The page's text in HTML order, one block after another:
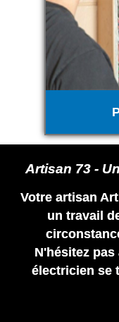
Artisan 73 -
Votre artisan
un travail
N'hésitez
électricien se